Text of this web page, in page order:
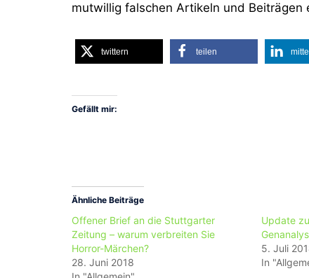
mutwillig falschen Artikeln und
twittern teilen
Gefällt mir:
Ähnliche Beiträge
Offener Brief an die Stuttgarter
Zeitung – warum verbreiten Sie
Horror-Märchen?
28. Juni 2018
Update
5. Juli
In